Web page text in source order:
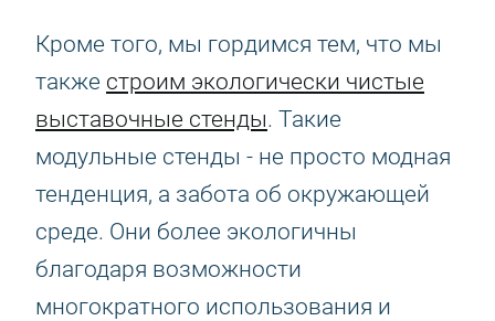
Кроме того, мы гордимся тем, что мы
также строим экологически чистые
выставочные стенды. Такие
модульные стенды - не просто модная
тенденция, а забота об окружающей
среде. Они более экологичны
благодаря возможности
многократного использования и